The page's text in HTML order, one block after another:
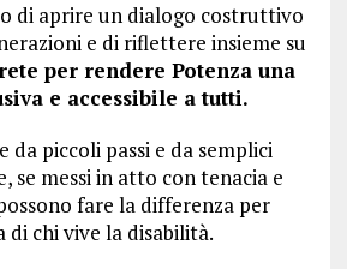
di aprire un dialogo costruttivo
e di riflettere insieme su
per rendere Potenza una
e accessibile a tutti.
da piccoli passi e da semplici
se messi in atto con tenacia e
fare la differenza per
chi vive la disabilità.